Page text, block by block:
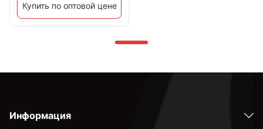
Купить по оптовой цене
Информация